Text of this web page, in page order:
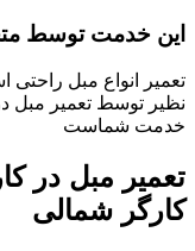
این خدمت توسط
تعمیر انواع مبل
نظیر توسط تعمیر مبل
خدمت شماست
تعمیر مبل در
کارگر شمالی